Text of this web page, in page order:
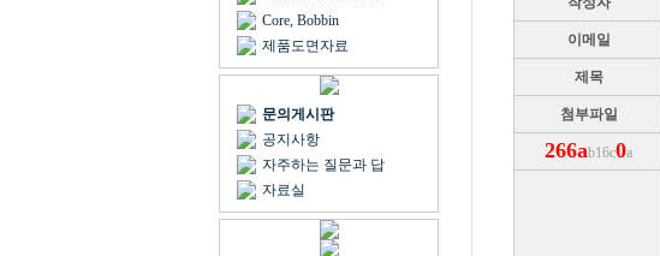
Core, Bobbin
제품도면자료
문의게시판
공지사항
자주하는 질문과 답
자료실
이메일
제목
첨부파일
266ab16c0a